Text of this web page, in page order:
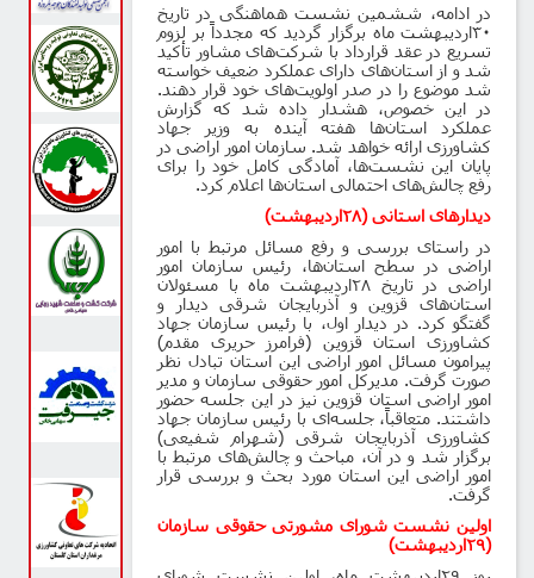
در ادامه، ششمین نشست هماهنگی در تاریخ
۳۰اردیبهشت ماه برگزار گردید که مجدداً بر لزوم
تسریع در عقد قرارداد با شرکت‌های مشاور تأکید
شد و از استان‌های دارای عملکرد ضعیف خواسته
شد موضوع را در صدر اولویت‌های خود قرار دهند.
در این خصوص، هشدار داده شد که گزارش
عملکرد استان‌ها هفته آینده به وزیر جهاد
کشاورزی ارائه خواهد شد. سازمان امور اراضی در
پایان این نشست‌ها، آمادگی کامل خود را برای
رفع چالش‌های احتمالی استان‌ها اعلام کرد.
دیدارهای استانی (۲۸اردیبهشت)
در راستای بررسی و رفع مسائل مرتبط با امور
اراضی در سطح استان‌ها، رئیس سازمان امور
اراضی در تاریخ ۲۸اردیبهشت ماه با مسئولان
استان‌های قزوین و آذربایجان شرقی دیدار و
گفتگو کرد. در دیدار اول، با رئیس سازمان جهاد
کشاورزی استان قزوین (فرامرز حریری مقدم)
پیرامون مسائل امور اراضی این استان تبادل نظر
صورت گرفت. مدیرکل امور حقوقی سازمان و مدیر
امور اراضی استان قزوین نیز در این جلسه حضور
داشتند. متعاقباً، جلسه‌ای با رئیس سازمان جهاد
کشاورزی آذربایجان شرقی (شهرام شفیعی)
برگزار شد و در آن، مباحث و چالش‌های مرتبط با
امور اراضی این استان مورد بحث و بررسی قرار
گرفت.
اولین نشست شورای مشورتی حقوقی سازمان
(۲۹اردیبهشت)